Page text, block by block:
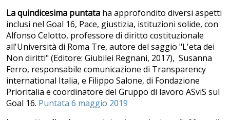
La quindicesima puntata ha approfondito diversi aspetti
inclusi nel Goal 16, Pace, giustizia, istituzioni solide, con
Alfonso Celotto, professore di diritto costituzionale
all'Università di Roma Tre, autore del saggio "L'eta dei
Non diritti" (Editore: Giubilei Regnani, 2017), Susanna
Ferro, responsabile comunicazione di Transparency
international Italia, e Filippo Salone, di Fondazione
Prioritalia e coordinatore del Gruppo di lavoro ASviS sul
Goal 16. Puntata 6 maggio 2019